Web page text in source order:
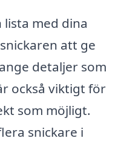
med dina
att ge
detaljer som
också viktigt för
som möjligt.
snickare i